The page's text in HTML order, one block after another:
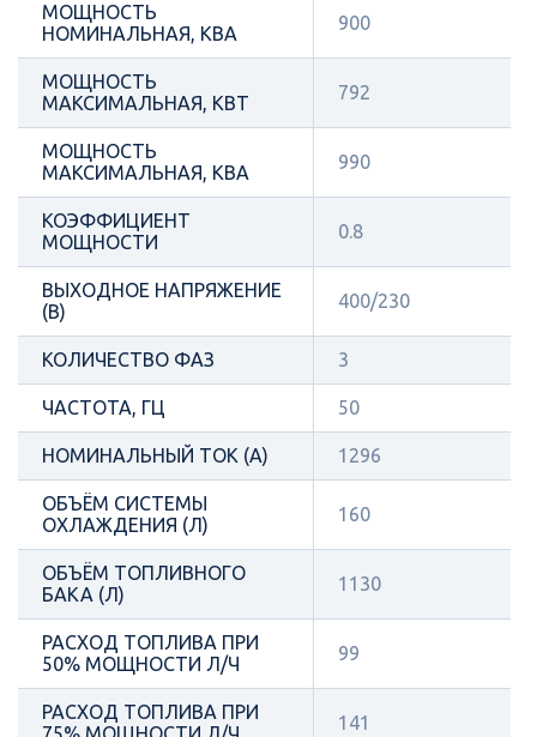
МОЩНОСТЬ
НОМИНАЛЬНАЯ, КВА
900
МОЩНОСТЬ
МАКСИМАЛЬНАЯ, КВТ
792
МОЩНОСТЬ
МАКСИМАЛЬНАЯ, КВА
990
КОЭФФИЦИЕНТ
МОЩНОСТИ
0.8
ВЫХОДНОЕ НАПРЯЖЕНИЕ
(В)
400/230
КОЛИЧЕСТВО ФАЗ 3
ЧАСТОТА, ГЦ 50
НОМИНАЛЬНЫЙ ТОК (А) 1296
ОБЪЁМ СИСТЕМЫ
ОХЛАЖДЕНИЯ (Л)
160
ОБЪЁМ ТОПЛИВНОГО
БАКА (Л)
1130
РАСХОД ТОПЛИВА ПРИ
50% МОЩНОСТИ Л/Ч
99
РАСХОД ТОПЛИВА ПРИ
141